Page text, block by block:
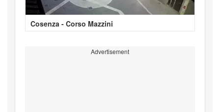
Cosenza - Corso Mazzini
Advertisement